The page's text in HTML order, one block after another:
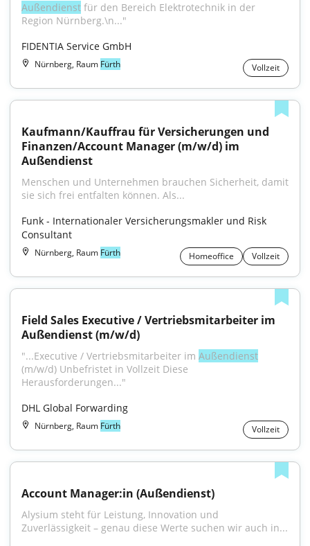
Außendienst für den Bereich Elektrotechnik in der
Region Nürnberg.\n..."
FIDENTIA Service GmbH
Nürnberg, Raum Fürth Vollzeit
Kaufmann/Kauffrau für Versicherungen und
Finanzen/Account Manager (m/w/d) im
Außendienst
Menschen und Unternehmen brauchen Sicherheit, damit
sie sich frei entfalten können. Als...
Funk - Internationaler Versicherungsmakler und Risk
Consultant
Nürnberg, Raum Fürth Homeoffice Vollzeit
Field Sales Executive / Vertriebsmitarbeiter im
Außendienst (m/w/d)
"...Executive / Vertriebsmitarbeiter im Außendienst
(m/w/d) Unbefristet in Vollzeit Diese
Herausforderungen..."
DHL Global Forwarding
Nürnberg, Raum Fürth Vollzeit
Account Manager:in (Außendienst)
Alysium steht für Leistung, Innovation und
Zuverlässigkeit – genau diese Werte suchen wir auch in...